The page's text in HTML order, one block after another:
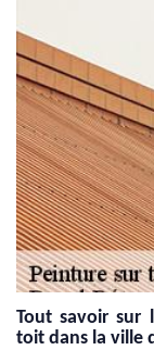
Tout savoir sur
toit dans la ville